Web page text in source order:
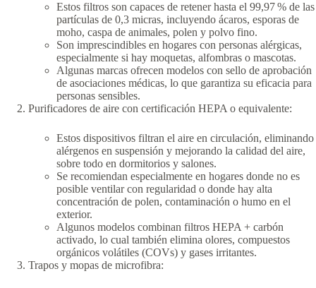
Estos filtros son capaces de retener hasta el 99,97 % de las
partículas de 0,3 micras, incluyendo ácaros, esporas de
moho, caspa de animales, polen y polvo fino.
Son imprescindibles en hogares con personas alérgicas,
especialmente si hay moquetas, alfombras o mascotas.
Algunas marcas ofrecen modelos con sello de aprobación
de asociaciones médicas, lo que garantiza su eficacia para
personas sensibles.
Purificadores de aire con certificación HEPA o equivalente:
Estos dispositivos filtran el aire en circulación, eliminando
alérgenos en suspensión y mejorando la calidad del aire,
sobre todo en dormitorios y salones.
Se recomiendan especialmente en hogares donde no es
posible ventilar con regularidad o donde hay alta
concentración de polen, contaminación o humo en el
exterior.
Algunos modelos combinan filtros HEPA + carbón
activado, lo cual también elimina olores, compuestos
orgánicos volátiles (COVs) y gases irritantes.
Trapos y mopas de microfibra: